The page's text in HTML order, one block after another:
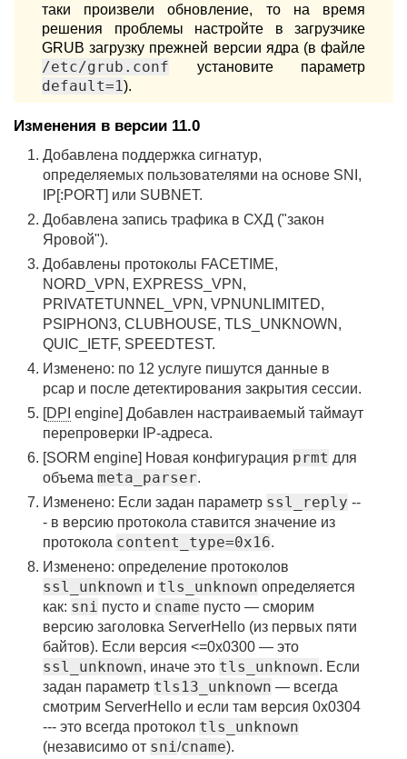
таки произвели обновление, то на время
решения проблемы настройте в загрузчике
GRUB загрузку прежней версии ядра (в файле
/etc/grub.conf установите параметр
default=1).
Изменения в версии 11.0
Добавлена поддержка сигнатур,
определяемых пользователями на основе SNI,
IP[:PORT] или SUBNET.
Добавлена запись трафика в СХД ("закон
Яровой").
Добавлены протоколы FACETIME,
NORD_VPN, EXPRESS_VPN,
PRIVATETUNNEL_VPN, VPNUNLIMITED,
PSIPHON3, CLUBHOUSE, TLS_UNKNOWN,
QUIC_IETF, SPEEDTEST.
Изменено: по 12 услуге пишутся данные в
pcap и после детектирования закрытия сессии.
[DPI engine] Добавлен настраиваемый таймаут
перепроверки IP-адреса.
[SORM engine] Новая конфигурация prmt для
объема meta_parser.
Изменено: Если задан параметр ssl_reply --
- в версию протокола ставится значение из
протокола content_type=0x16.
Изменено: определение протоколов
ssl_unknown и tls_unknown определяется
как: sni пусто и cname пусто — сморим
версию заголовка ServerHello (из первых пяти
байтов). Если версия <=0x0300 — это
ssl_unknown, иначе это tls_unknown. Если
задан параметр tls13_unknown — всегда
смотрим ServerHello и если там версия 0x0304
--- это всегда протокол tls_unknown
(независимо от sni/cname).